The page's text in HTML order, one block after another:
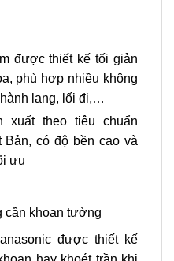
được thiết kế tối giản
phù hợp nhiều không
lang, lối đi,…
xuất theo tiêu chuẩn
Bản, có độ bền cao và
ưu
cần khoan tường
được thiết kế